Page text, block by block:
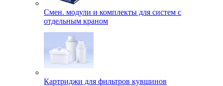
Смен. модули и комплекты для систем с
отдельным краном
Картриджи для фильтров кувшинов